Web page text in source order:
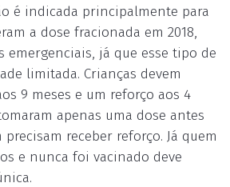
é indicada principalmente para
a dose fracionada em 2018,
emergenciais, já que esse tipo de
limitada. Crianças devem
9 meses e um reforço aos 4
apenas uma dose antes
receber reforço. Já quem
e nunca foi vacinado deve